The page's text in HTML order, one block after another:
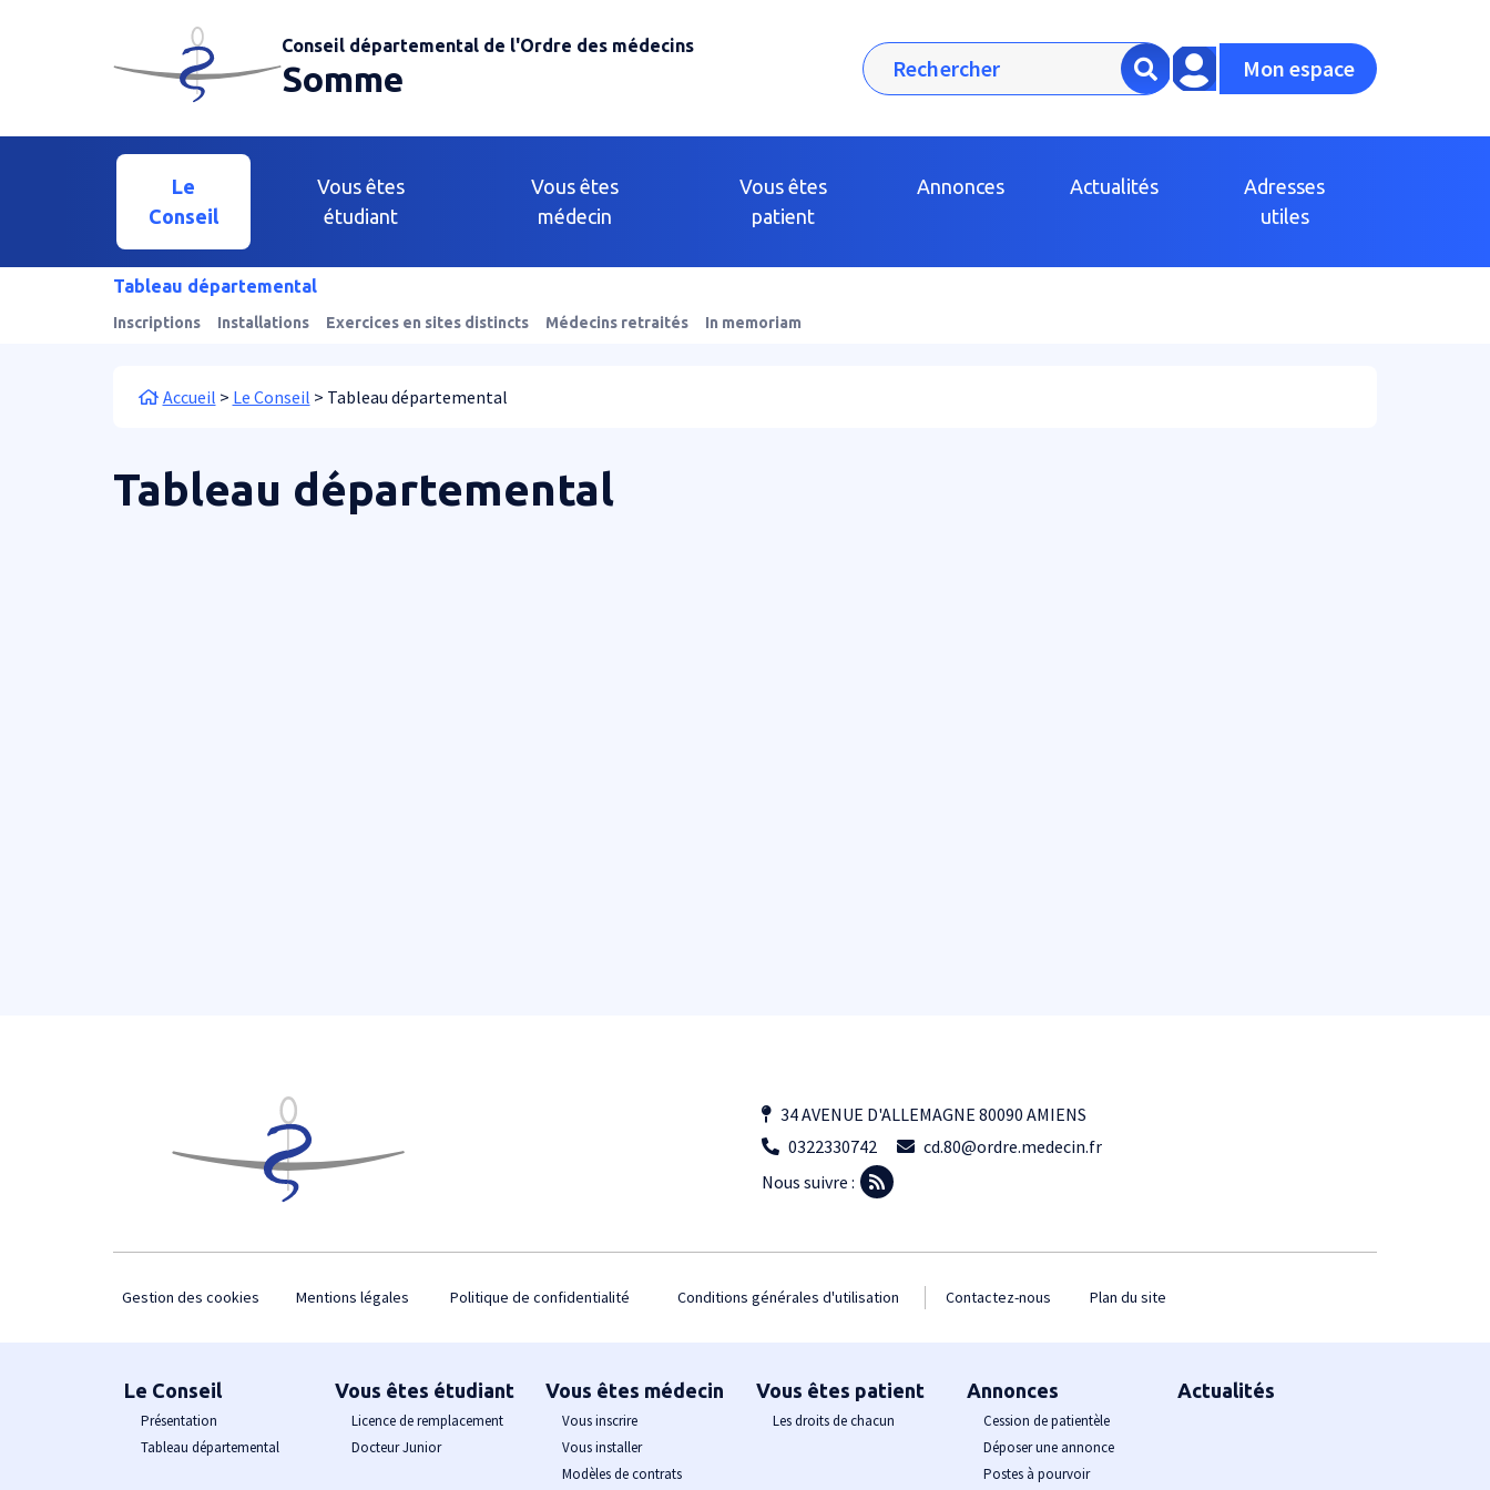
Conseil départemental de l'Ordre des médecins
Somme
Rechercher Mon espace
Main navigation
Le
Conseil
Vous êtes
étudiant
Vous êtes
médecin
Vous êtes
patient
Annonces Actualités
Adresses
utiles
Tableau départemental
Inscriptions Installations Exercices en sites distincts Médecins retraités In memoriam
Fil d'Ariane
Accueil Le Conseil Tableau départemental
Tableau départemental
34 AVENUE D'ALLEMAGNE 80090 AMIENS
0322330742
cd.80@ordre.medecin.fr
Nous suivre :
Gestion des cookies Mentions légales Politique de confidentialité Conditions générales d'utilisation Contactez-nous Plan du site
Le Conseil
Présentation
Tableau départemental
Vous êtes étudiant
Licence de remplacement
Docteur Junior
Vous êtes médecin
Vous inscrire
Vous installer
Modèles de contrats
Vous êtes patient
Les droits de chacun
Annonces
Cession de patientèle
Déposer une annonce
Postes à pourvoir
Actualités